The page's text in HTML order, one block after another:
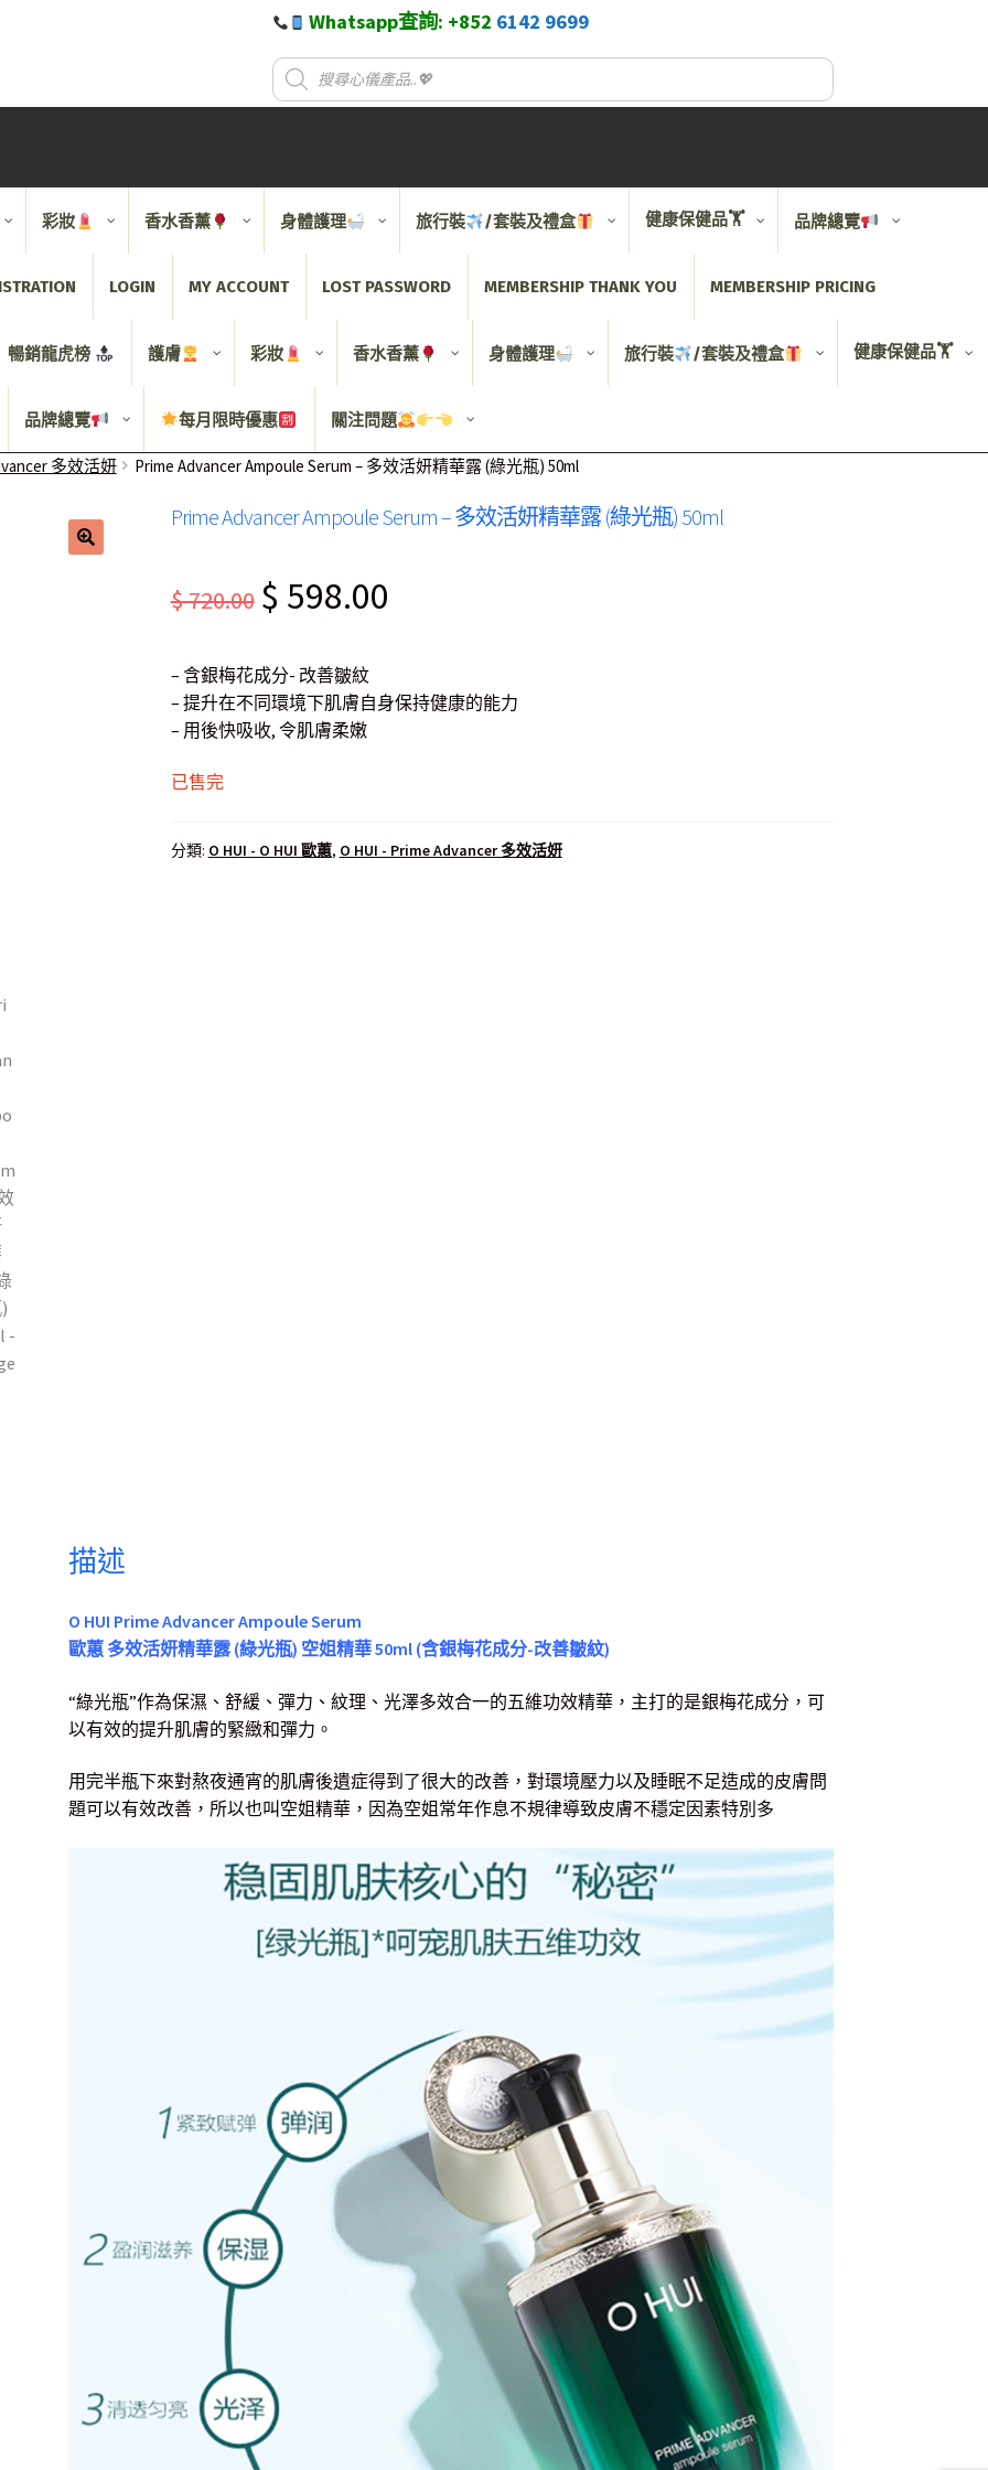
Whatsapp查詢: +852 6142 9699
彩妝 香水香薰 身體護理 旅行裝 /套裝及禮盒 健康保健品🏋️ 品牌總覽
LOGIN MY ACCOUNT LOST PASSWORD MEMBERSHIP THANK YOU MEMBERSHIP PRICING
暢銷龍虎榜 護膚 彩妝 香水香薰 身體護理 旅行裝 /套裝及禮盒 健康保健品🏋️
品牌總覽 每月限時優惠 關注問題
多效活妍 Prime Advancer Ampoule Serum – 多效活妍精華露 (綠光瓶) 50ml
Prime Advancer Ampoule Serum – 多效活妍精華露 (綠光瓶) 50ml
$720.00 Original
was:
$ 720.00.
$ 598.00
$ 598.00.
– 含銀梅花成分- 改善皺紋
– 提升在不同環境下肌膚自身保持健康的能力
– 用後快吸收, 令肌膚柔嫩
已售完
分類: O HUI - O HUI 歐蕙, O HUI - Prime Advancer 多效活妍
描述
O HUI Prime Advancer Ampoule Serum
歐蕙 多效活妍精華露 (綠光瓶) 空姐精華 50ml (含銀梅花成分-改善皺紋)
“綠光瓶”作為保濕、舒緩、彈力、紋理、光澤多效合一的五維功效精華，主打的是銀梅花成分，可
以有效的提升肌膚的緊緻和彈力。
用完半瓶下來對熬夜通宵的肌膚後遺症得到了很大的改善，對環境壓力以及睡眠不足造成的皮膚問
題可以有效改善，所以也叫空姐精華，因為空姐常年作息不規律導致皮膚不穩定因素特別多